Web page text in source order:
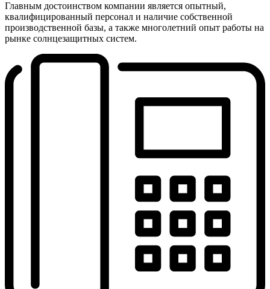
Главным достоинством компании является опытный,
квалифицированный персонал и наличие собственной
производственной базы, а также многолетний опыт работы на
рынке солнцезащитных систем.